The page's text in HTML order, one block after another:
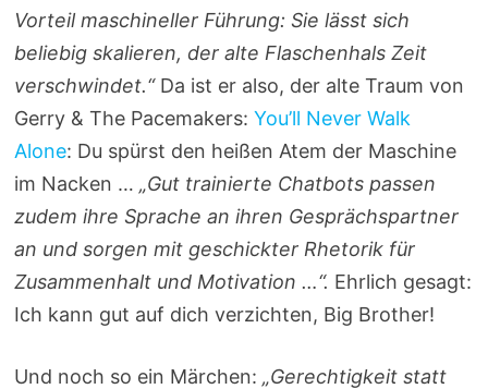
Vorteil maschineller Führung: Sie lässt sich
beliebig skalieren, der alte Flaschenhals Zeit
verschwindet.“Da ist er also, der alte Traum von
Gerry & The Pacemakers:You’ll Never Walk
Alone: Du spürst den heißen Atem der Maschine
im Nacken …„Gut trainierte Chatbots passen
zudem ihre Sprache an ihren Gesprächspartner
an und sorgen mit geschickter Rhetorik für
Zusammenhalt und Motivation …“. Ehrlich gesagt:
Ich kann gut auf dich verzichten, Big Brother!
Und noch so ein Märchen:„Gerechtigkeit statt